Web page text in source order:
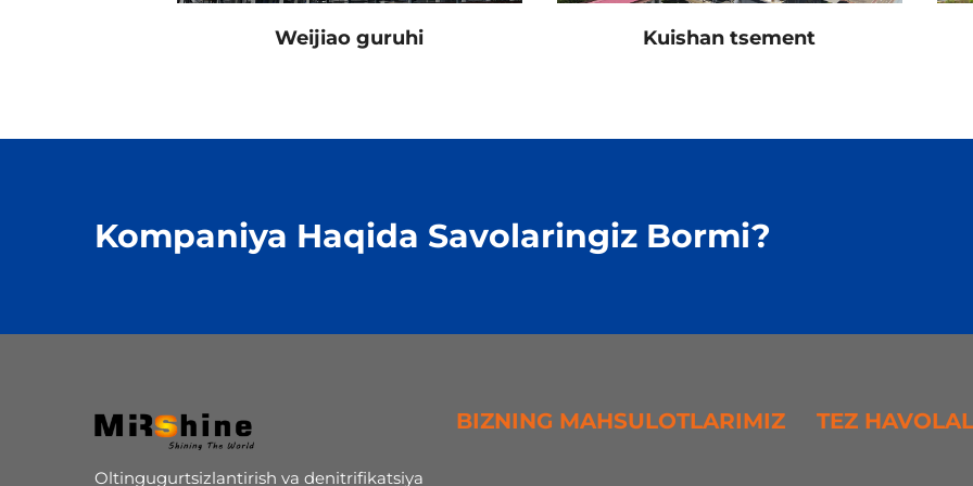
Weijiao guruhi Kuishan tsement
Kompaniya Haqida Savolaringiz Bormi?
Oltingugurtsizlantirish va denitrifikatsiya
BIZNING MAHSULOTLARIMIZ TEZ